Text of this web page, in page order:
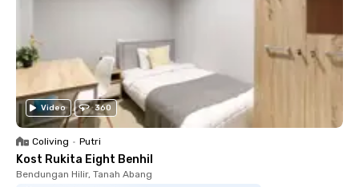
Video 360
Coliving • Putri
Kost Rukita Eight Benhil
Bendungan Hilir, Tanah Abang